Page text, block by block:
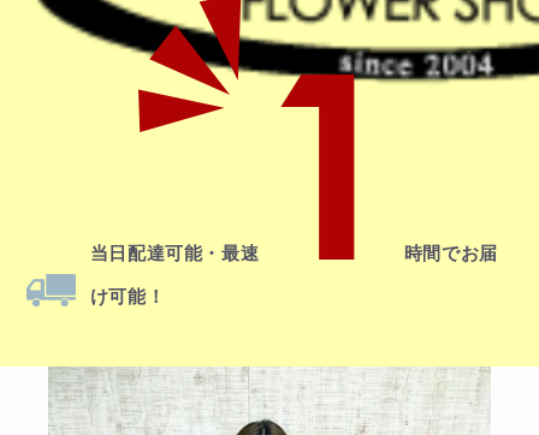
当日配達可能・最速1時間でお届
け可能！